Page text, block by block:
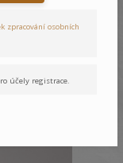
zpracování osobních
účely registrace.